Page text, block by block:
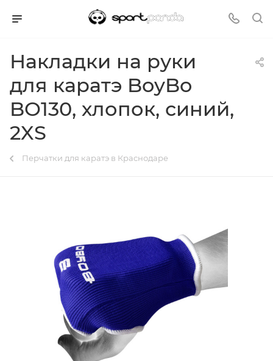
Накладки на руки
для каратэ BoyBo
BO130, хлопок, синий,
2XS
Перчатки для каратэ в Краснодаре